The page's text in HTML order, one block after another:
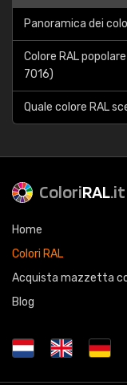
Panoramica dei
Colore RAL
7016)
Quale colore RAL
ColoriRAL.it
Home
Colori RAL
Acquista mazzetta
Blog